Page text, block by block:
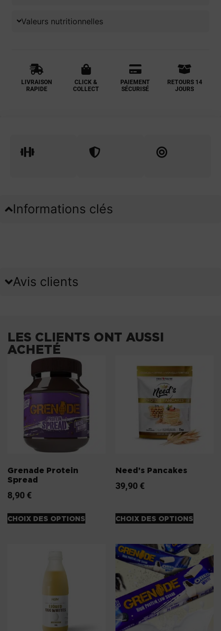
Valeurs nutritionnelles
LIVRAISON
RAPIDE
CLICK &
COLLECT
PAIEMENT
SÉCURISÉ
RETOURS 14
JOURS
Informations clés
Avis clients
LES CLIENTS ONT AUSSI
ACHETÉ
Grenade Protein
Spread
8,90 €
CHOIX DES OPTIONS
Need’s Pancakes
39,90 €
CHOIX DES OPTIONS